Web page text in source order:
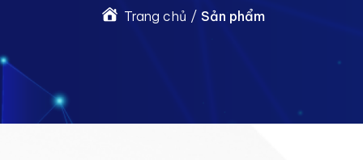
Trang chủ / Sản phẩm